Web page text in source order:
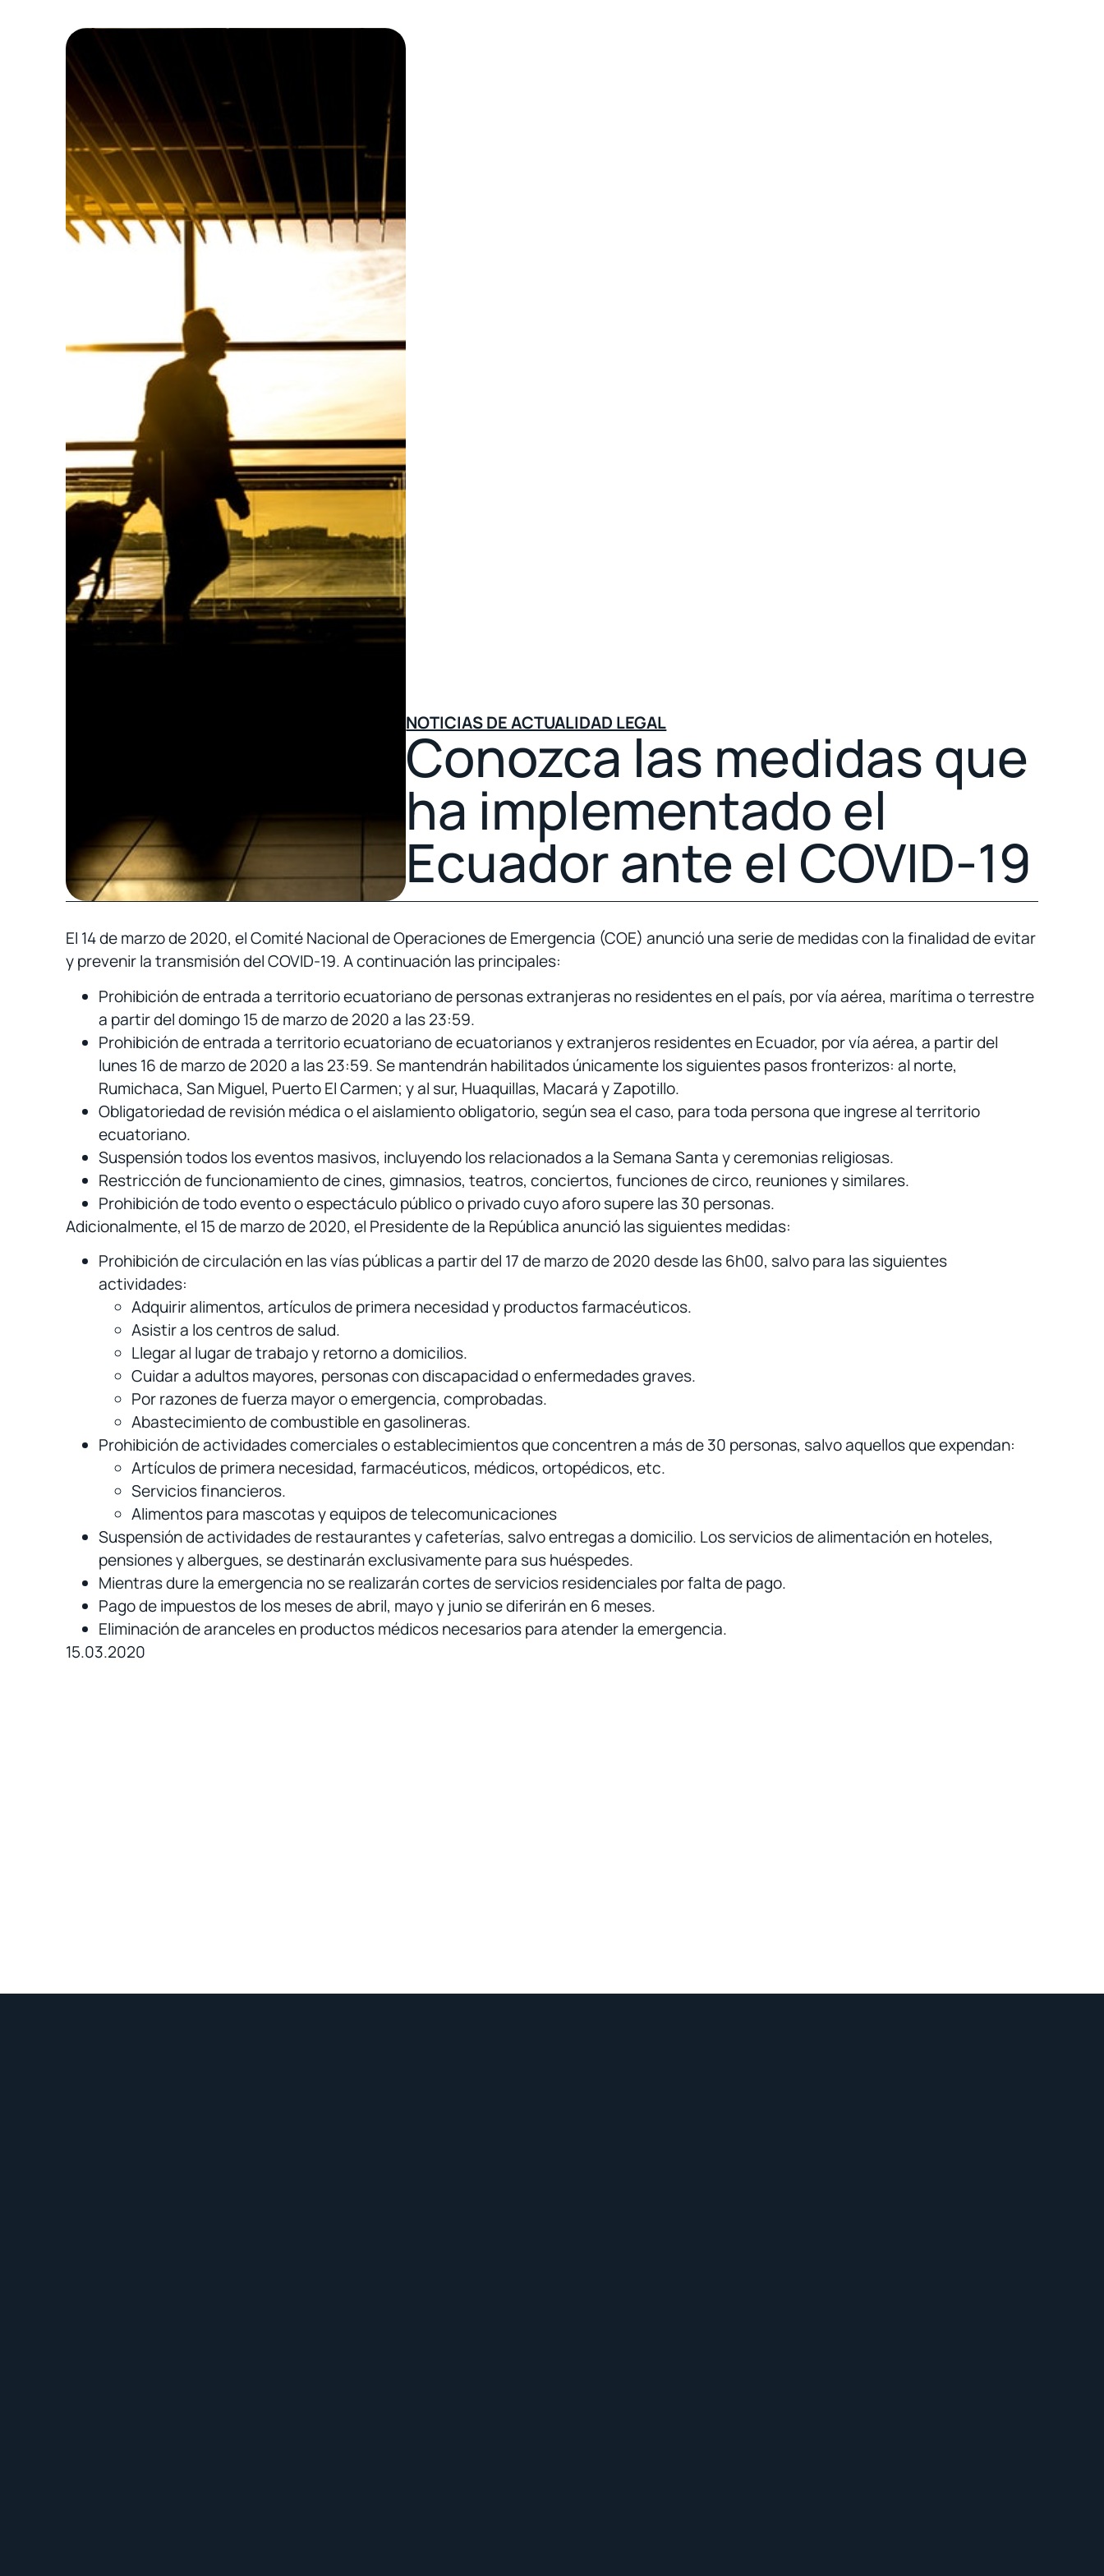
NOTICIAS DE ACTUALIDAD LEGAL
Conozca las medidas que
ha implementado el
Ecuador ante el COVID-19
El 14 de marzo de 2020, el Comité Nacional de Operaciones de Emergencia (COE) anunció una serie de medidas con la finalidad de evitar
y prevenir la transmisión del COVID-19. A continuación las principales:
Prohibición de entrada a territorio ecuatoriano de personas extranjeras no residentes en el país, por vía aérea, marítima o terrestre
a partir del domingo 15 de marzo de 2020 a las 23:59.
Prohibición de entrada a territorio ecuatoriano de ecuatorianos y extranjeros residentes en Ecuador, por vía aérea, a partir del
lunes 16 de marzo de 2020 a las 23:59. Se mantendrán habilitados únicamente los siguientes pasos fronterizos: al norte,
Rumichaca, San Miguel, Puerto El Carmen; y al sur, Huaquillas, Macará y Zapotillo.
Obligatoriedad de revisión médica o el aislamiento obligatorio, según sea el caso, para toda persona que ingrese al territorio
ecuatoriano.
Suspensión todos los eventos masivos, incluyendo los relacionados a la Semana Santa y ceremonias religiosas.
Restricción de funcionamiento de cines, gimnasios, teatros, conciertos, funciones de circo, reuniones y similares.
Prohibición de todo evento o espectáculo público o privado cuyo aforo supere las 30 personas.
Adicionalmente, el 15 de marzo de 2020, el Presidente de la República anunció las siguientes medidas:
Prohibición de circulación en las vías públicas a partir del 17 de marzo de 2020 desde las 6h00, salvo para las siguientes
actividades:
Adquirir alimentos, artículos de primera necesidad y productos farmacéuticos.
Asistir a los centros de salud.
Llegar al lugar de trabajo y retorno a domicilios.
Cuidar a adultos mayores, personas con discapacidad o enfermedades graves.
Por razones de fuerza mayor o emergencia, comprobadas.
Abastecimiento de combustible en gasolineras.
Prohibición de actividades comerciales o establecimientos que concentren a más de 30 personas, salvo aquellos que expendan:
Artículos de primera necesidad, farmacéuticos, médicos, ortopédicos, etc.
Servicios financieros.
Alimentos para mascotas y equipos de telecomunicaciones
Suspensión de actividades de restaurantes y cafeterías, salvo entregas a domicilio. Los servicios de alimentación en hoteles,
pensiones y albergues, se destinarán exclusivamente para sus huéspedes.
Mientras dure la emergencia no se realizarán cortes de servicios residenciales por falta de pago.
Pago de impuestos de los meses de abril, mayo y junio se diferirán en 6 meses.
Eliminación de aranceles en productos médicos necesarios para atender la emergencia.
15.03.2020